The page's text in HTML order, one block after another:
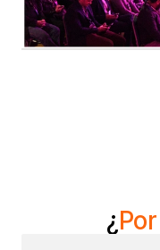
digital con las
industria. ¡No te
¿